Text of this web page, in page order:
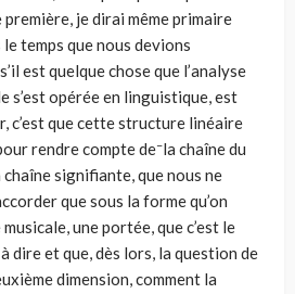
première, je dirai même primaire
temps que nous devions
est quelque chose que l’analyse
s’est opé­rée en linguistique, est
c’est que cette structure linéai­re
rendre compte de–la chaîne du
signifiante, que nous ne
que sous la forme qu’on
une portée, que c’est le
dire et que, dès lors, la question de
dimension, comment la